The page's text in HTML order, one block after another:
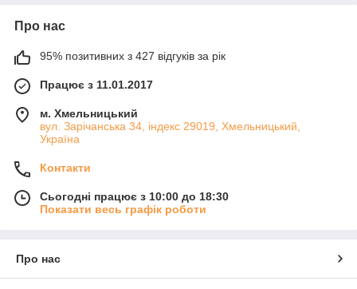
Про нас
95% позитивних з 427 відгуків за рік
Працює з 11.01.2017
м. Хмельницький
вул. Зарічанська 34, індекс 29019, Хмельницький,
Україна
Контакти
Сьогодні працює з 10:00 до 18:30
Показати весь графік роботи
Про нас